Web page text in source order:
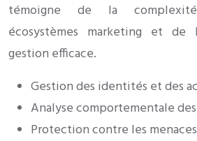
témoigne de la
écosystèmes marketing et de
gestion efficace.
Gestion des identités et des
Analyse comportementale
Protection contre les